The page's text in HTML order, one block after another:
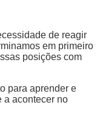
de reagir
em primeiro
posições com
para aprender e
a acontecer no